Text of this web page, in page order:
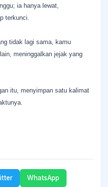
ia hanya lewat,
terkunci.
tidak lagi sama, kamu
meninggalkan jejak yang
itu, menyimpan satu kalimat
WhatsApp